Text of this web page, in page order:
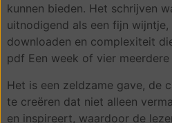
kunnen bieden. Het schrijven
uitnodigend als een fijn
downloaden en complexiteit
pdf Een week of vier meerdere
Het is een zeldzame gave, de
te creëren dat niet alleen
en inspireert, waardoor de